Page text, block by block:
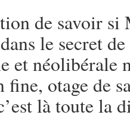
de savoir si
le secret
et néolibérale
otage de
là toute la